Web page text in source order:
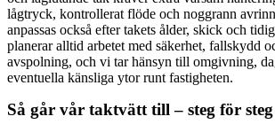
lågtryck, kontrollerat flöde och noggrann
anpassas också efter takets ålder, skick och
planerar alltid arbetet med säkerhet, fallskydd
avspolning, och vi tar hänsyn till omgivning,
eventuella känsliga ytor runt fastigheten.
Så går vår taktvätt till – steg för steg